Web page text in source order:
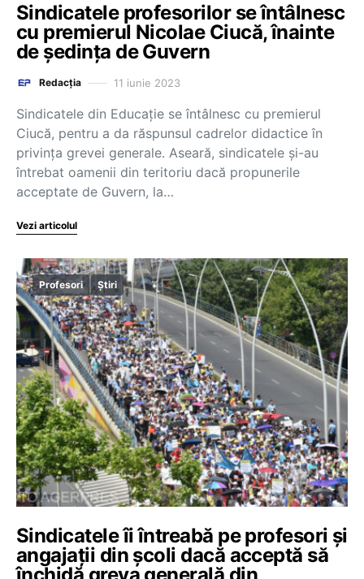
Sindicatele profesorilor se întâlnesc
cu premierul Nicolae Ciucă, înainte
de ședința de Guvern
Redacția 11 iunie 2023
Sindicatele din Educație se întâlnesc cu premierul
Ciucă, pentru a da răspunsul cadrelor didactice în
privința grevei generale. Aseară, sindicatele și-au
întrebat oamenii din teritoriu dacă propunerile
acceptate de Guvern, la…
Vezi articolul
Profesori Știri
Sindicatele îi întreabă pe profesori și
angajații din școli dacă acceptă să